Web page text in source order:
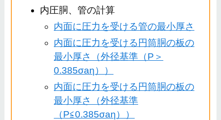
内圧胴、管の計算
内面に圧力を受ける管の最小厚さ
内面に圧力を受ける円筒胴の板の
最小厚さ（外径基準（P＞
0.385σaη））
内面に圧力を受ける円筒胴の板の
最小厚さ（外径基準
（P≦0.385σaη））